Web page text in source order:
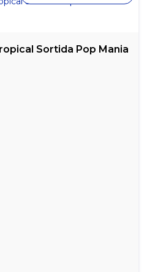
Sortida Pop Mania